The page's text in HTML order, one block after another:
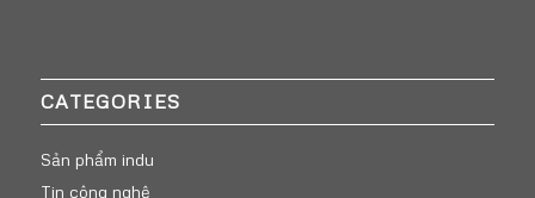
CATEGORIES
Sản phẩm indu
Tin công nghệ